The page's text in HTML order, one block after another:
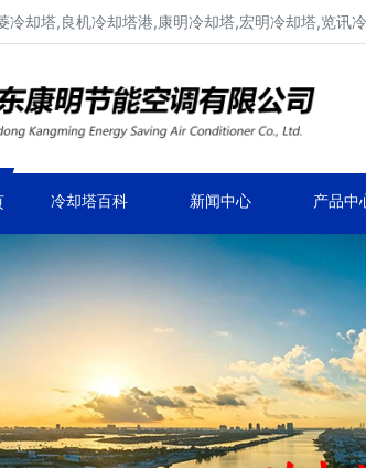
冷却塔,良机冷却塔港,康明冷却塔,宏明冷却塔,览讯
冷却塔百科 新闻中心 产品中